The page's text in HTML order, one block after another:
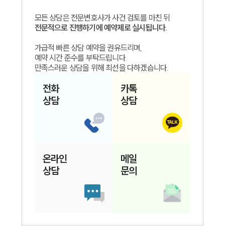
인재채용
모든 상담은 전문변호사가 사건 검토를 마친 뒤
전문적으로 진행하기에 예약제로 실시됩니다.
가급적 빠른 상담 예약을 권유드리며,
예약 시간 준수를 부탁드립니다.
만족스러운 상담을 위해 최선을 다하겠습니다.
전화
상담
카톡
상담
온라인
상담
메일
문의